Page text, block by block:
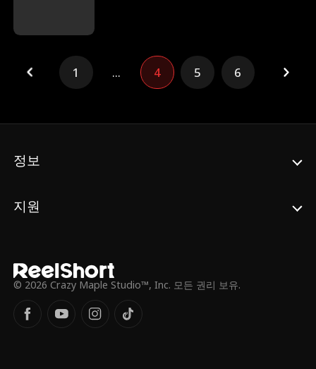
게임, 과연 누가 사냥감일까?
1 ... 4 5 6
정보
지원
© 2026 Crazy Maple Studio™, Inc. 모든 권리 보유.